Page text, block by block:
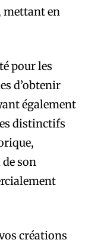
mettant en
pour les
d’obtenir
également
distinctifs
son
créations